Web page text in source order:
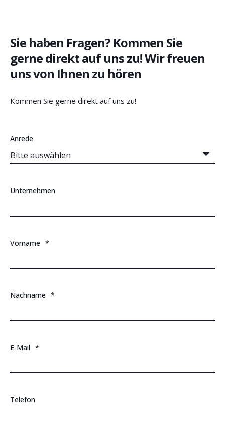
Sie haben Fragen? Kommen Sie
gerne direkt auf uns zu! Wir freuen
uns von Ihnen zu hören
Kommen Sie gerne direkt auf uns zu!
Anrede
Unternehmen
Vorname *
Nachname *
E-Mail *
Telefon